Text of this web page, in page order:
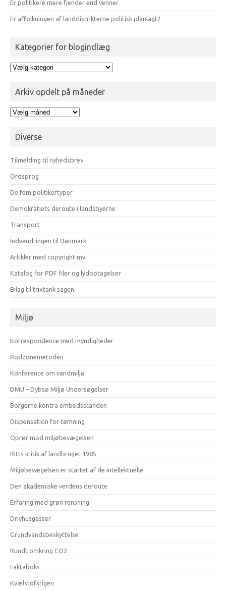
Er politikere mere fjender end venner
Er affolkningen af landdistrikterne politisk planlagt?
Kategorier for blogindlæg
Kategorier
blogindlæg
Arkiv opdelt på måneder
Arkiv
måneder
Diverse
Tilmelding til nyhedsbrev
Ordsprog
De fem politikertyper
Demokratiets deroute i landsbyerne
Transport
Indvandringen til Danmark
Artikler med copyright mv.
Katalog for PDF filer og lydoptagelser
Bilag til trixtank sagen
Miljø
Korrespondence med myndigheder
Rodzonemetoden
Konference om vandmiljø
DMU – Dybsø Miljø Undersøgelser
Borgerne kontra embedsstanden
Dispensation for tømning
Oprør mod miljøbevægelsen
Ritts kritik af landbruget 1985
Miljøbevægelsen er startet af de intellektuelle
Den akademiske verdens deroute
Erfaring med grøn rensning
Drivhusgasser
Grundvandsbeskyttelse
Rundt omkring CO2
Faktaboks
Kvælstofkrigen